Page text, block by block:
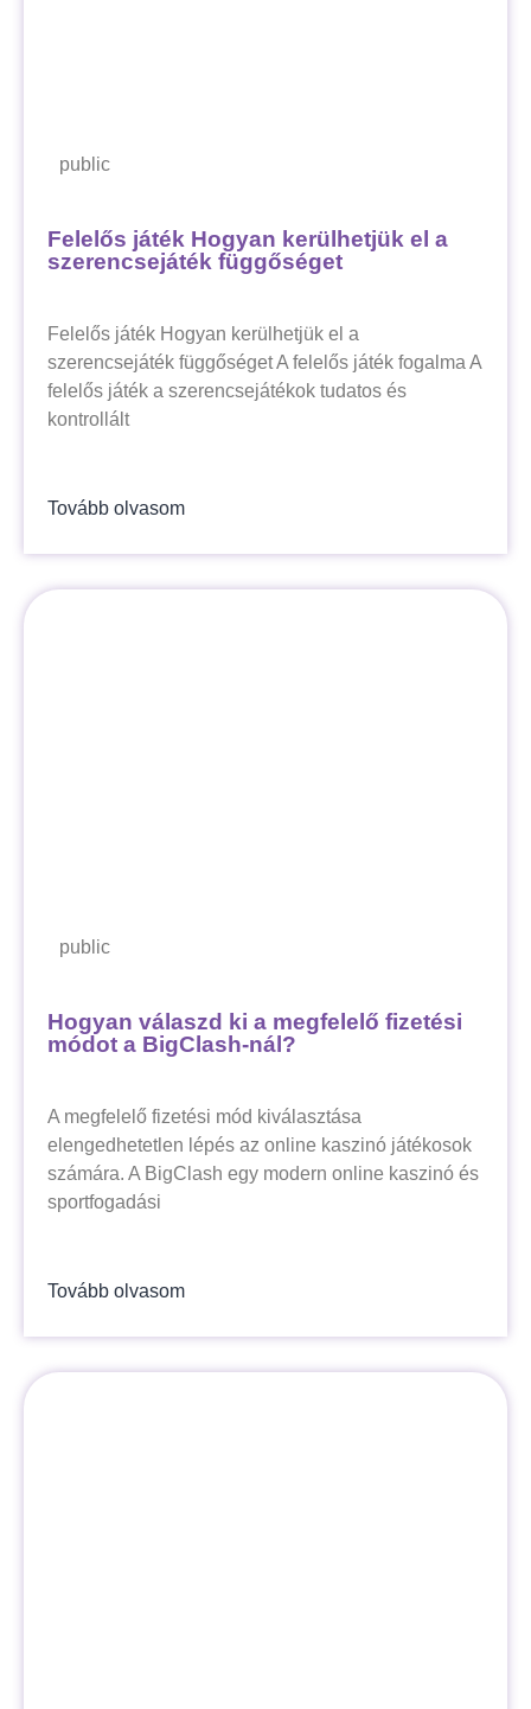
public
Felelős játék Hogyan kerülhetjük el a
szerencsejáték függőséget
Felelős játék Hogyan kerülhetjük el a
szerencsejáték függőséget A felelős játék fogalma A
felelős játék a szerencsejátékok tudatos és
kontrollált
Tovább olvasom
public
Hogyan válaszd ki a megfelelő fizetési
módot a BigClash-nál?
A megfelelő fizetési mód kiválasztása
elengedhetetlen lépés az online kaszinó játékosok
számára. A BigClash egy modern online kaszinó és
sportfogadási
Tovább olvasom